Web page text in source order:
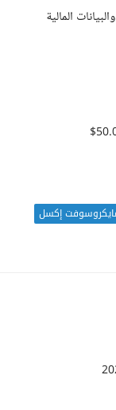
المالية
إكسل